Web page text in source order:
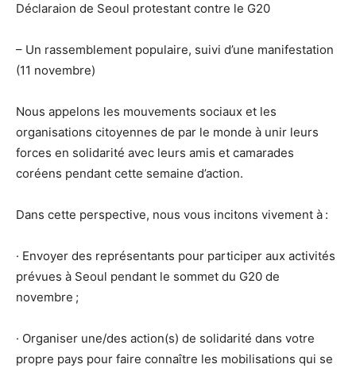
Déclaraion de Seoul protestant contre le G20
– Un rassemblement populaire, suivi d’une manifestation
(11 novembre)
Nous appelons les mouvements sociaux et les
organisations citoyennes de par le monde à unir leurs
forces en solidarité avec leurs amis et camarades
coréens pendant cette semaine d’action.
Dans cette perspective, nous vous incitons vivement à :
· Envoyer des représentants pour participer aux activités
prévues à Seoul pendant le sommet du G20 de
novembre ;
· Organiser une/des action(s) de solidarité dans votre
propre pays pour faire connaître les mobilisations qui se